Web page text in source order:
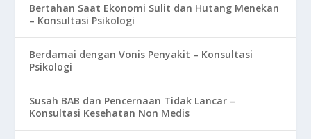
Bertahan Saat Ekonomi Sulit dan Hutang Menekan
– Konsultasi Psikologi
Berdamai dengan Vonis Penyakit – Konsultasi
Psikologi
Susah BAB dan Pencernaan Tidak Lancar –
Konsultasi Kesehatan Non Medis